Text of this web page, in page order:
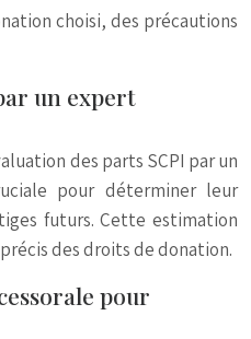
choisi, des précautions
un expert
des parts SCPI par un
pour déterminer leur
futurs. Cette estimation
des droits de donation.
pour